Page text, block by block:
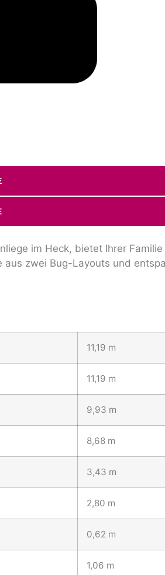
im Heck, bietet Ihrer
zwei Bug-Layouts und
11,19 m
11,19 m
9,93 m
8,68 m
3,43 m
2,80 m
0,62 m
1,06 m